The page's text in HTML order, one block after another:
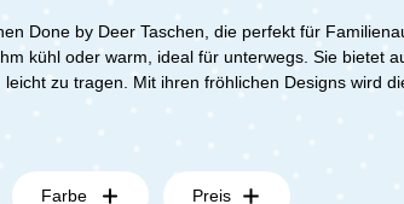
Done by Deer Taschen, die perfekt für
kühl oder warm, ideal für unterwegs. Sie bietet
zu tragen. Mit ihren fröhlichen Designs wird
Farbe Preis